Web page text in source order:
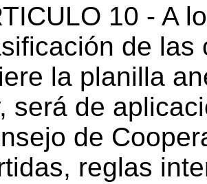
10 - A
de las
la planilla
será de
de
reglas